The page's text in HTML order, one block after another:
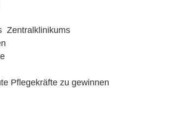
Zentralklinikums
Pflegekräfte zu gewinnen